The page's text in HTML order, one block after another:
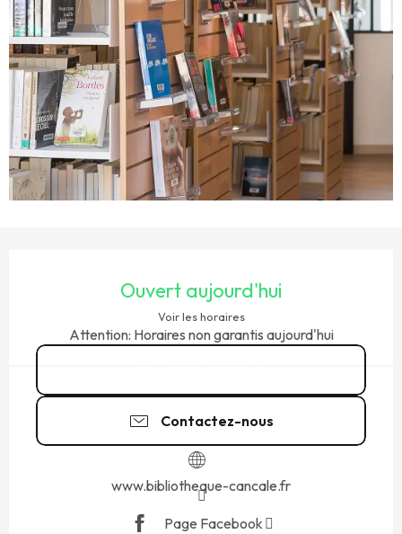
Ouvert aujourd'hui
Voir les horaires
Attention: Horaires non garantis aujourd'hui
Contactez-nous
www.bibliotheque-cancale.fr
Page Facebook